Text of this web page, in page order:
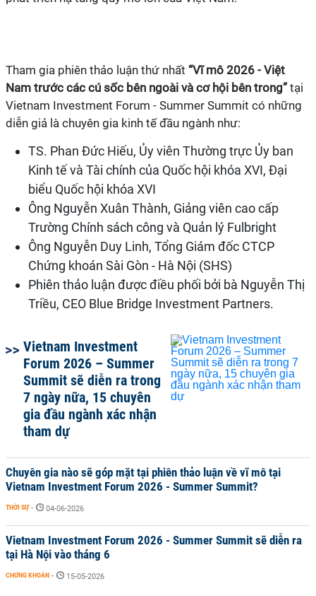
Tham gia phiên thảo luận thứ nhất “Vĩ mô 2026 - Việt
Nam trước các cú sốc bên ngoài và cơ hội bên trong” tại
Vietnam Investment Forum - Summer Summit có những
diễn giả là chuyên gia kinh tế đầu ngành như:
TS. Phan Đức Hiếu, Ủy viên Thường trực Ủy ban
Kinh tế và Tài chính của Quốc hội khóa XVI, Đại
biểu Quốc hội khóa XVI
Ông Nguyễn Xuân Thành, Giảng viên cao cấp
Trường Chính sách công và Quản lý Fulbright
Ông Nguyễn Duy Linh, Tổng Giám đốc CTCP
Chứng khoán Sài Gòn - Hà Nội (SHS)
Phiên thảo luận được điều phối bởi bà Nguyễn Thị
Triều, CEO Blue Bridge Investment Partners.
Vietnam Investment
Forum 2026 – Summer
Summit sẽ diễn ra trong
7 ngày nữa, 15 chuyên
gia đầu ngành xác nhận
tham dự
Chuyên gia nào sẽ góp mặt tại phiên thảo luận về vĩ mô tại
Vietnam Investment Forum 2026 - Summer Summit?
THỜI SỰ - 04-06-2026
Vietnam Investment Forum 2026 - Summer Summit sẽ diễn ra
tại Hà Nội vào tháng 6
CHỨNG KHOÁN - 15-05-2026